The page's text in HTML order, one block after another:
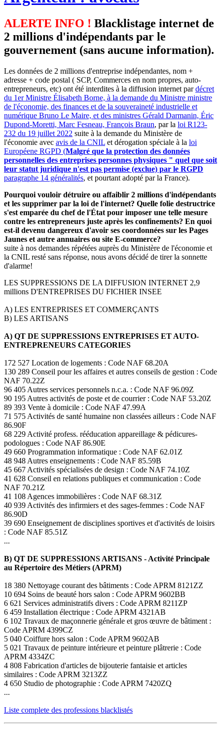
ALERTE INFO ! Blacklistage internet de
2 millions d'indépendants par le
gouvernement (sans aucune information).
Les données de 2 millions d'entreprise indépendantes, nom +
adresse + code postal ( SCP, Commerces en nom propres, auto-
entrepreneurs, etc) ont été interdites à la diffusion internet pardécret
du 1er Ministre Élisabeth Borne, à la demande du Ministre ministre
de l'économie, des finances et de la souveraineté industrielle et
numérique Bruno Le Maire, et des ministres Gérald Darmanin, Éric
Dupond-Moretti, Marc Fesneau, François Braun, par la loi R123-
232 du 19 juillet 2022 suite à la demande du Ministère de
l'économie avec avis de la CNIL et dérogation spéciale à la loi
Européene RGPD (Malgré que la protection des données
personnelles des entreprises personnes physiques " quel que soit
leur statut juridique n'est pas permise (exclue) par le RGPD
paragraphe 14 généralités, et pourtant adopté par la France).
Pourquoi vouloir détruire ou affaiblir 2 millions d'indépendants
et les supprimer par la loi de l'internet? Quelle folie destructrice
s'est emparée du chef de l'État pour imposer une telle mesure
contre les entrepreneurs juste après les confinements? En quoi
est-il devenu dangereux d'avoir ses coordonnées sur les Pages
Jaunes et autre annuaires ou site E-commerce?
suite à nos demandes répétées auprès du Ministère de l'économie et
la CNIL resté sans réponse, nous avons décidé de tirer la sonnette
d'alarme!
LES SUPPRESSIONS DE LA DIFFUSION INTERNET 2,9
millions D'ENTREPRISES DU FICHIER INSEE
A) LES ENTREPRISES ET COMMERÇANTS
B) LES ARTISANS
A) QT DE SUPPRESSIONS ENTREPRISES ET AUTO-
ENTREPRENEURS CATEGORIES
172 527 Location de logements : Code NAF 68.20A
130 289 Conseil pour les affaires et autres conseils de gestion : Code
NAF 70.22Z
96 405 Autres services personnels n.c.a. : Code NAF 96.09Z
90 195 Autres activités de poste et de courrier : Code NAF 53.20Z
89 393 Vente à domicile : Code NAF 47.99A
71 575 Activités de santé humaine non classées ailleurs : Code NAF
86.90F
68 229 Activité profess. rééducation appareillage & pédicures-
podologues : Code NAF 86.90E
49 660 Programmation informatique : Code NAF 62.01Z
48 948 Autres enseignements : Code NAF 85.59B
45 667 Activités spécialisées de design : Code NAF 74.10Z
41 628 Conseil en relations publiques et communication : Code
NAF 70.21Z
41 108 Agences immobilières : Code NAF 68.31Z
40 939 Activités des infirmiers et des sages-femmes : Code NAF
86.90D
39 690 Enseignement de disciplines sportives et d'activités de loisirs
: Code NAF 85.51Z
...
B) QT DE SUPPRESSIONS ARTISANS - Activité Principale
au Répertoire des Métiers (APRM)
18 380 Nettoyage courant des bâtiments : Code APRM 8121ZZ
10 694 Soins de beauté hors salon : Code APRM 9602BB
6 621 Services administratifs divers : Code APRM 8211ZP
6 459 Installation électrique : Code APRM 4321AB
6 102 Travaux de maçonnerie générale et gros œuvre de bâtiment :
Code APRM 4399CZ
5 040 Coiffure hors salon : Code APRM 9602AB
5 021 Travaux de peinture intérieure et peinture plâtrerie : Code
APRM 4334ZC
4 808 Fabrication d'articles de bijouterie fantaisie et articles
similaires : Code APRM 3213ZZ
4 650 Studio de photographie : Code APRM 7420ZQ
...
Liste complete des professions blacklistés